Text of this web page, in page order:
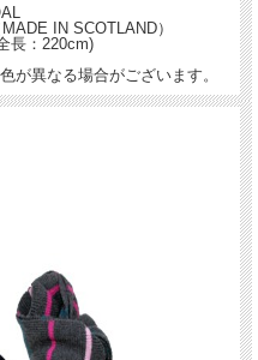
IN SCOTLAND）
長：220cm)
が異なる場合がございます。